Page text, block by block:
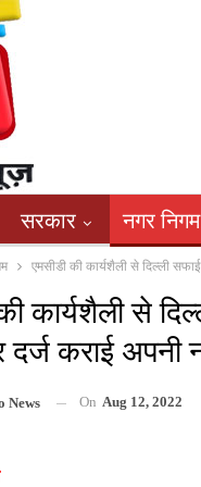
सरकार नगर निगम
एमसीडी की कार्यशैली से दिल्ली
कार्यशैली से
कराई अपनी
News On Aug 12, 2022